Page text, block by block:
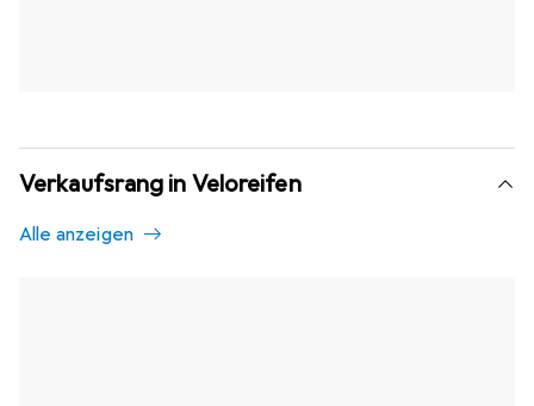
Verkaufsrang in Veloreifen
Alle anzeigen